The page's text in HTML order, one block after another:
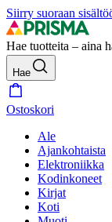
Siirry suoraan
Hae tuotteita – aina
Hae
Ostoskori
Ale
Ajankohtaista
Elektroniikka
Kodinkoneet
Kirjat
Koti